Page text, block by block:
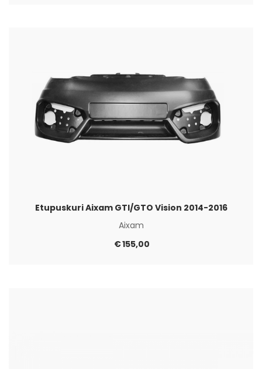
Etupuskuri Aixam GTI/GTO Vision 2014-2016
Aixam
€155,00